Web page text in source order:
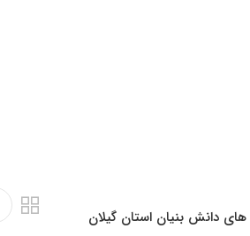
دانش بنیان استان گیلان